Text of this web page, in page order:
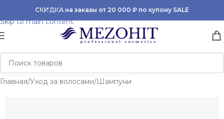
Skip to navigation
Skip to main content
СКИДКА на заказы от 20 000 ₽ по купону SALE
Главная/Уход за волосами/Шампуни